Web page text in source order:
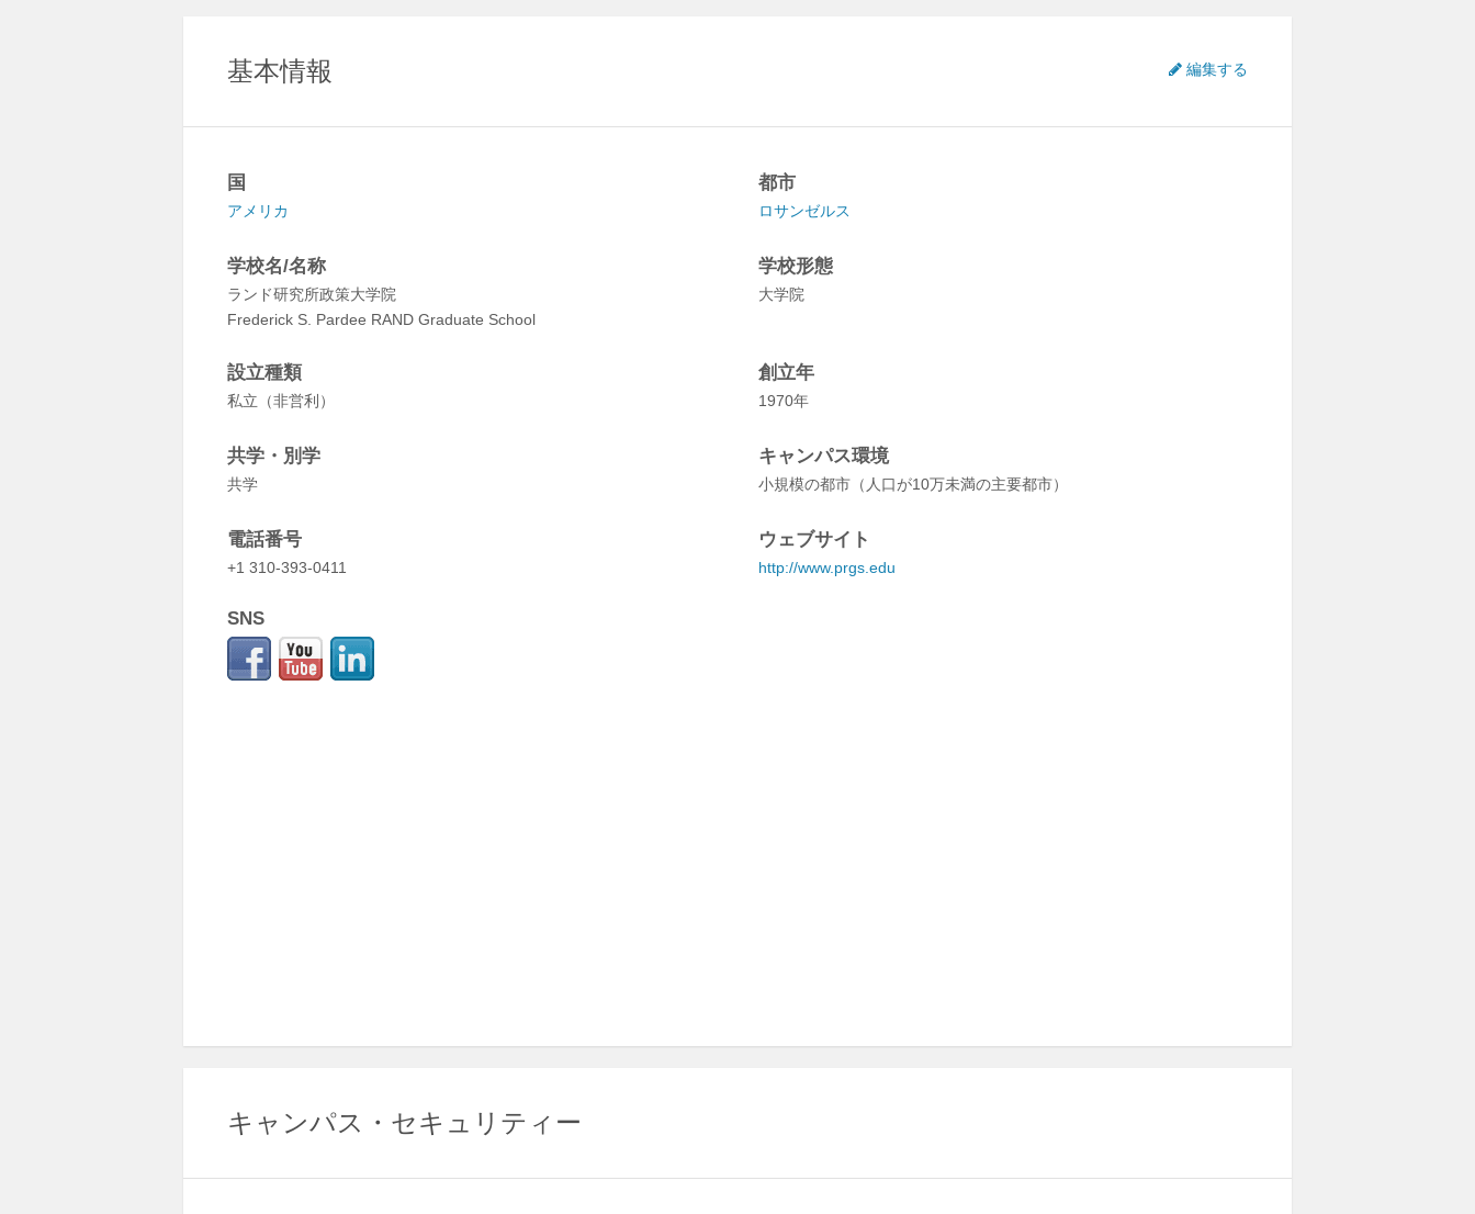
基本情報 編集する
国
アメリカ
都市
ロサンゼルス
学校名/名称
ランド研究所政策大学院
Frederick S. Pardee RAND Graduate School
学校形態
大学院
設立種類
私立（非営利）
創立年
1970年
共学・別学
共学
キャンパス環境
小規模の都市（人口が10万未満の主要都市）
電話番号
+1 310-393-0411
ウェブサイト
http://www.prgs.edu
SNS
キャンパス・セキュリティー